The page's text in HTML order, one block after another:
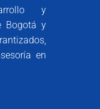
y
Bogotá y
en